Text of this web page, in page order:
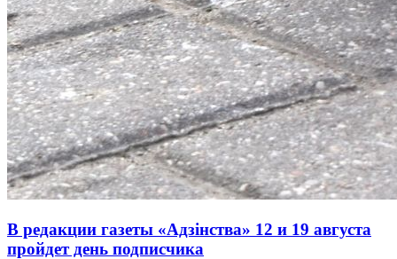
В редакции газеты «Адзінства» 12 и 19 августа
пройдет день подписчика